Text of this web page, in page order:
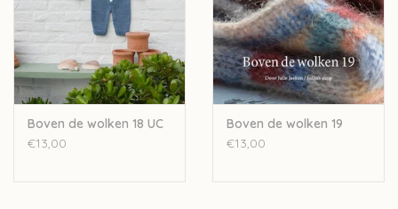
Boven de wolken 18 UC
€13,00
Boven de wolken 19
€13,00